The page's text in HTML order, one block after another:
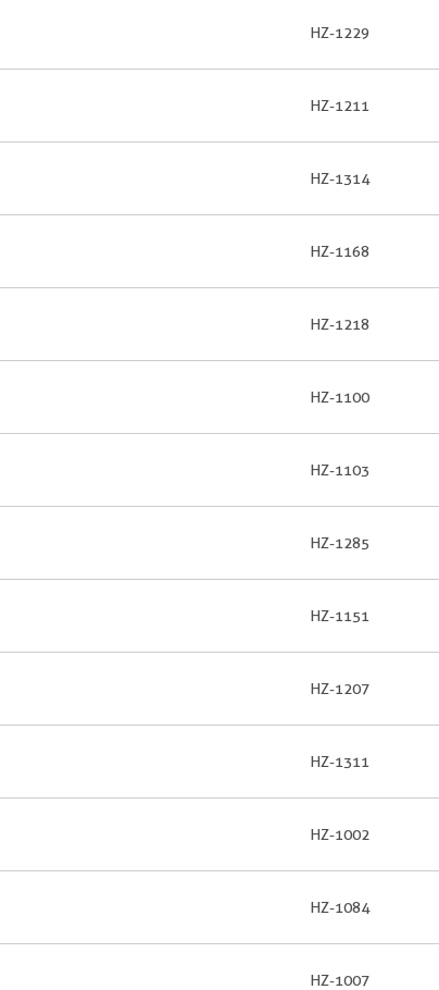
HZ-1229
HZ-1211
HZ-1314
HZ-1168
HZ-1218
HZ-1100
HZ-1103
HZ-1285
HZ-1151
HZ-1207
HZ-1311
HZ-1002
HZ-1084
HZ-1007